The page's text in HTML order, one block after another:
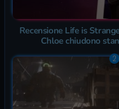
Recensione Life is
Chloe chiudono